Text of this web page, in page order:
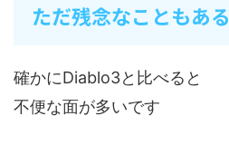
ただ残念なこともある
確かにDiablo3と比べると
不便な面が多いです